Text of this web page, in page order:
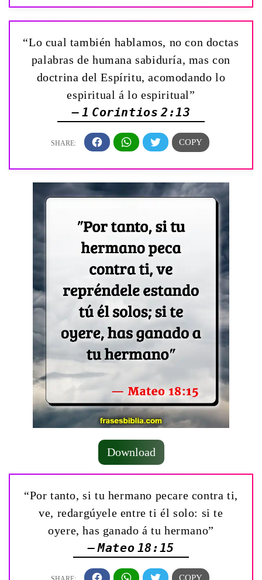
“Lo cual también hablamos, no con doctas
palabras de humana sabiduría, mas con
doctrina del Espíritu, acomodando lo
espiritual á lo espiritual”
— 1 Corintios 2:13
Download
“Por tanto, si tu hermano pecare contra ti,
ve, redargúyele entre ti él solo: si te
oyere, has ganado á tu hermano”
— Mateo 18:15